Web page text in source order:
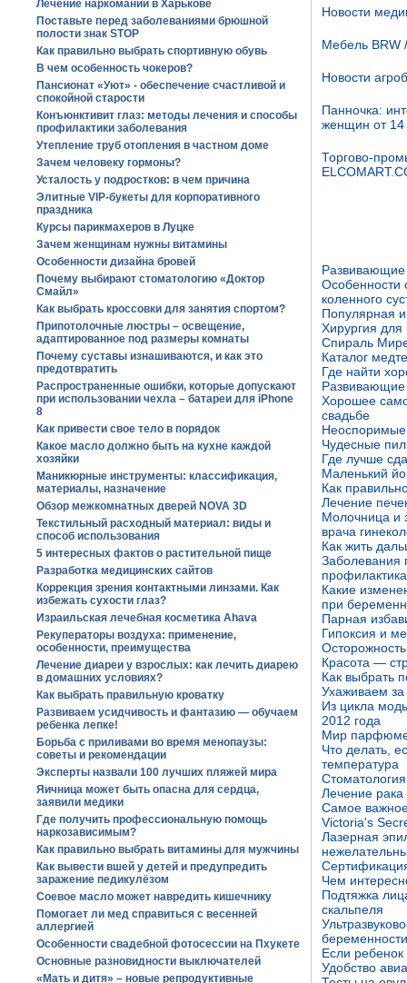
Лечение наркомании в Харькове
Поставьте перед заболеваниями брюшной
полости знак STOP
Как правильно выбрать спортивную обувь
В чем особенность чокеров?
Пансионат «Уют» - обеспечение счастливой и
спокойной старости
Конъюнктивит глаз: методы лечения и способы
профилактики заболевания
Утепление труб отопления в частном доме
Зачем человеку гормоны?
Усталость у подростков: в чем причина
Элитные VIP-букеты для корпоративного
праздника
Курсы парикмахеров в Луцке
Зачем женщинам нужны витамины
Особенности дизайна бровей
Почему выбирают стоматологию «Доктор
Смайл»
Как выбрать кроссовки для занятия спортом?
Припотолочные люстры – освещение,
адаптированное под размеры комнаты
Почему суставы изнашиваются, и как это
предотвратить
Распространенные ошибки, которые допускают
при использовании чехла – батареи для iPhone
8
Как привести свое тело в порядок
Какое масло должно быть на кухне каждой
хозяйки
Маникюрные инструменты: классификация,
материалы, назначение
Обзор межкомнатных дверей NOVA 3D
Текстильный расходный материал: виды и
способ использования
5 интересных фактов о растительной пище
Разработка медицинских сайтов
Коррекция зрения контактными линзами. Как
избежать сухости глаз?
Израильская лечебная косметика Ahava
Рекуператоры воздуха: применение,
особенности, преимущества
Лечение диареи у взрослых: как лечить диарею
в домашних условиях?
Как выбрать правильную кроватку
Развиваем усидчивость и фантазию — обучаем
ребенка лепке!
Борьба с приливами во время менопаузы:
советы и рекомендации
Эксперты назвали 100 лучших пляжей мира
Яичница может быть опасна для сердца,
заявили медики
Где получить профессиональную помощь
наркозависимым?
Как правильно выбрать витамины для мужчины
Как вывести вшей у детей и предупредить
заражение педикулёзом
Соевое масло может навредить кишечнику
Помогает ли мед справиться с весенней
аллергией
Особенности свадебной фотосессии на Пхукете
Основные разновидности выключателей
«Мать и дитя» – новые репродуктивные
Новости
Мебель
Новости
Панночка:
женщин от 14
Торгово-
Развивающие
Особенности
коленного
Популярная
Хирургия
Спираль
Каталог
Где найти
Развивающие
Хорошее
свадьбе
Чудесные
Где лучше
Маленький
Как
Лечение
Молочница и
врача
Как жить
Заболевания
профилактика
Какие
при
Парная
Гипоксия и
Красота —
Как выбрать
Ухаживаем
Из цикла
2012 года
Мир
Что делать,
температура
Лечение рака
Самое
Victoria's
Лазерная
Чем
Подтяжка
скальпеля
беременности
Если ребенок
Удобство